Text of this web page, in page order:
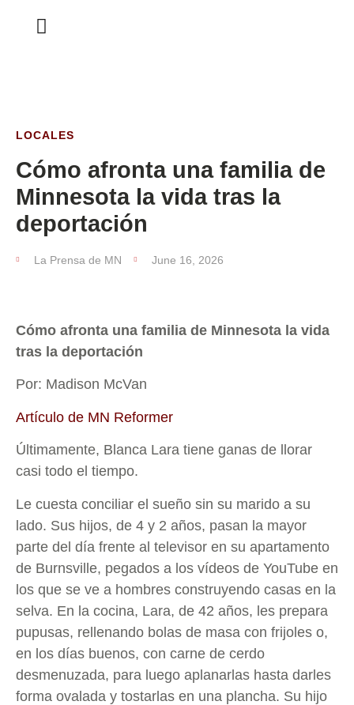
LOCALES
Cómo afronta una familia de
Minnesota la vida tras la
deportación
La Prensa de MN June 16, 2026
Cómo afronta una familia de Minnesota la vida
tras la deportación
Por: Madison McVan
Artículo de MN Reformer
Últimamente, Blanca Lara tiene ganas de llorar
casi todo el tiempo.
Le cuesta conciliar el sueño sin su marido a su
lado. Sus hijos, de 4 y 2 años, pasan la mayor
parte del día frente al televisor en su apartamento
de Burnsville, pegados a los vídeos de YouTube en
los que se ve a hombres construyendo casas en la
selva. En la cocina, Lara, de 42 años, les prepara
pupusas, rellenando bolas de masa con frijoles o,
en los días buenos, con carne de cerdo
desmenuzada, para luego aplanarlas hasta darles
forma ovalada y tostarlas en una plancha. Su hijo